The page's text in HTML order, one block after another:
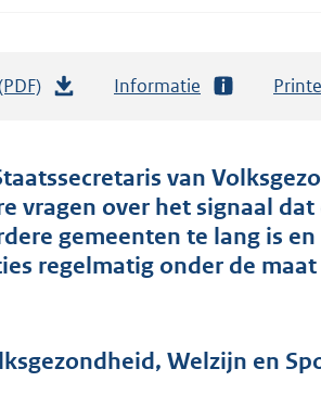
t
a
n
d
Informatie
van
vragen over het signaal
gemeenten te lang is
regelmatig onder de
Welzijn en